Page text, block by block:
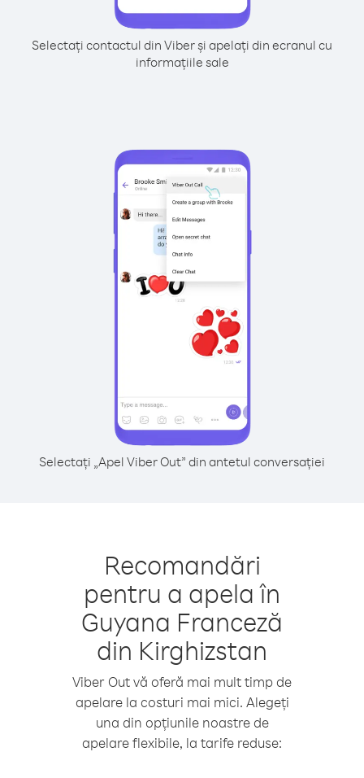
Selectați contactul din Viber și apelați din ecranul cu
informațiile sale
Selectați „Apel Viber Out” din antetul conversației
Recomandări
pentru a apela în
Guyana Franceză
din Kirghizstan
Viber Out vă oferă mai mult timp de
apelare la costuri mai mici. Alegeți
una din opțiunile noastre de
apelare flexibile, la tarife reduse: